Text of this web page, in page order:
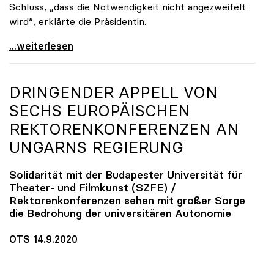
Schluss, „dass die Notwendigkeit nicht angezweifelt
wird“, erklärte die Präsidentin.
Seidler zu finanziellem Mehrbedarf: „Bisher keine
...weiterlesen
DRINGENDER APPELL VON
SECHS EUROPÄISCHEN
REKTORENKONFERENZEN AN
UNGARNS REGIERUNG
Solidarität mit der Budapester Universität für
Theater- und Filmkunst (SZFE) /
Rektorenkonferenzen sehen mit großer Sorge
die Bedrohung der universitären Autonomie
OTS 14.9.2020